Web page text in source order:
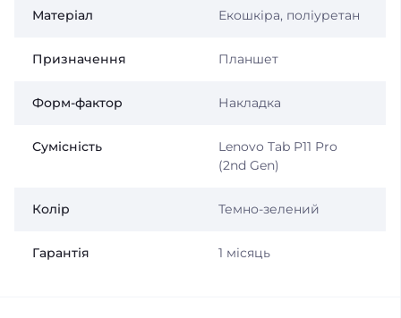
Матеріал Екошкіра, поліуретан
Призначення Планшет
Форм-фактор Накладка
Сумісність
Lenovo Tab P11 Pro
(2nd Gen)
Колір Темно-зелений
Гарантія 1 місяць